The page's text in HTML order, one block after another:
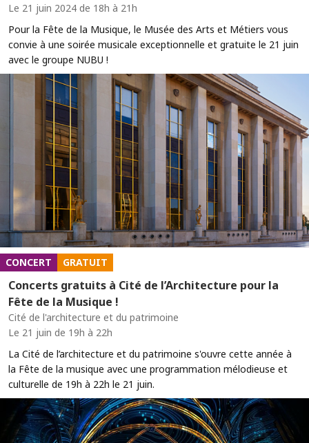
Le 21 juin 2024 de 18h à 21h
Pour la Fête de la Musique, le Musée des Arts et Métiers vous
convie à une soirée musicale exceptionnelle et gratuite le 21 juin
avec le groupe NUBU !
CONCERT GRATUIT
Concerts gratuits à Cité de l’Architecture pour la
Fête de la Musique !
Cité de l'architecture et du patrimoine
Le 21 juin de 19h à 22h
La Cité de l’architecture et du patrimoine s'ouvre cette année à
la Fête de la musique avec une programmation mélodieuse et
culturelle de 19h à 22h le 21 juin.